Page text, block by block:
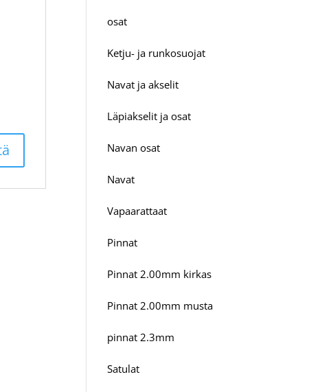
osat
Ketju- ja runkosuojat
Navat ja akselit
Läpiakselit ja osat
Navan osat
Navat
Vapaarattaat
Pinnat
Pinnat 2.00mm kirkas
Pinnat 2.00mm musta
pinnat 2.3mm
Satulat